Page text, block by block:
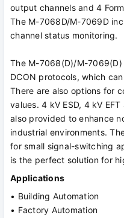
output channels and 4
The M-7068D/M-7069D
channel status monitoring.
The M-7068(D)/M-
DCON protocols, which
There are also options for
values. 4 kV ESD, 4 kV
also provided to enhance
industrial environments.
for small signal-switching
is the perfect solution for
Applications
• Building Automation
• Factory Automation